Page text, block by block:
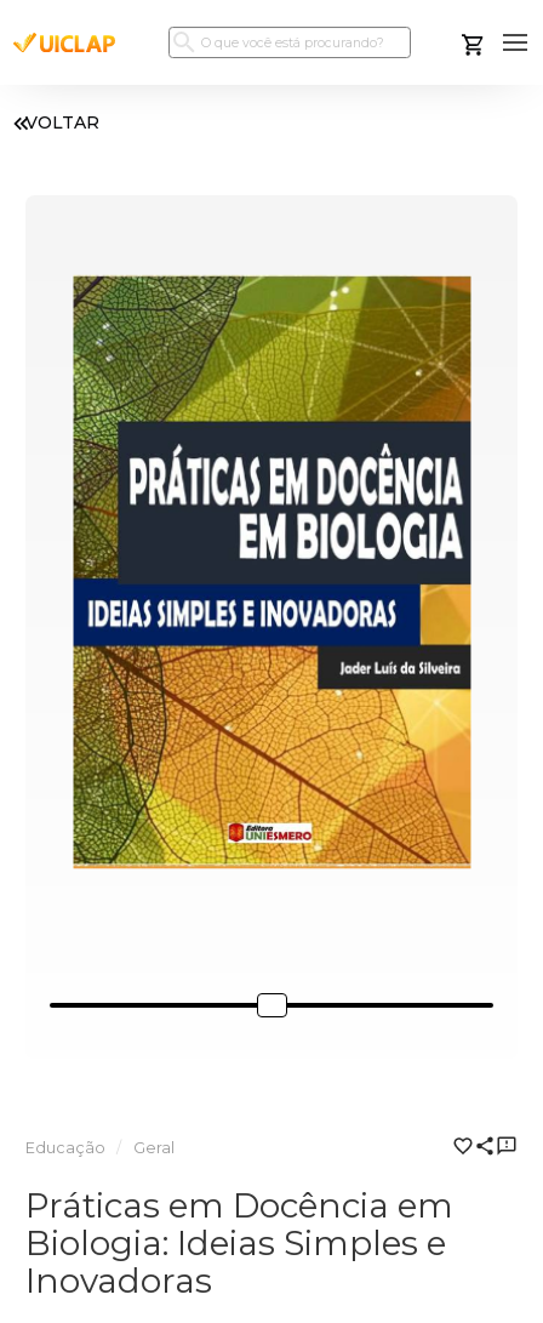
VOLTAR
Educação Geral
Práticas em Docência em
Biologia: Ideias Simples e
Inovadoras